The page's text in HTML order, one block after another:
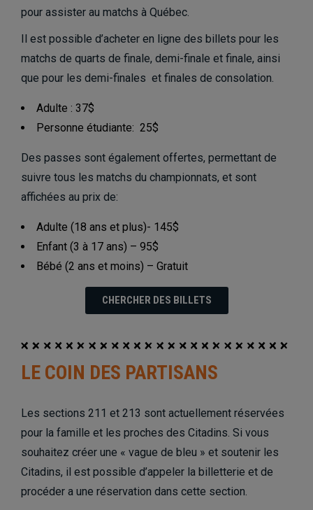
pour assister au matchs à Québec.
Il est possible d’acheter en ligne des billets pour les
matchs de quarts de finale, demi-finale et finale, ainsi
que pour les demi-finales et finales de consolation.
Adulte : 37$
Personne étudiante: 25$
Des passes sont également offertes, permettant de
suivre tous les matchs du championnats, et sont
affichées au prix de:
Adulte (18 ans et plus)- 145$
Enfant (3 à 17 ans) – 95$
Bébé (2 ans et moins) – Gratuit
CHERCHER DES BILLETS
LE COIN DES PARTISANS
Les sections 211 et 213 sont actuellement réservées
pour la famille et les proches des Citadins. Si vous
souhaitez créer une « vague de bleu » et soutenir les
Citadins, il est possible d’appeler la billetterie et de
procéder a une réservation dans cette section.